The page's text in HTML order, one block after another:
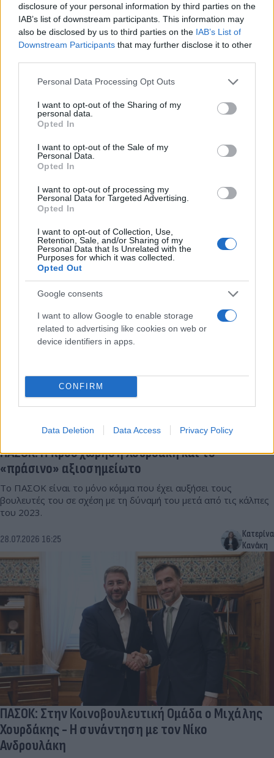
disclosure of your personal information by third parties on the
IAB’s list of downstream participants. This information may
also be disclosed by us to third parties on the IAB’s List of
Downstream Participants that may further disclose it to other
Please note that this website/app uses one or more Google
not limited to your visit or usage behaviour. You may click to
grant or deny consent to Google and its third-party tags to
use your data for below specified purposes in below Google
consent section.
Personal Data Processing Opt Outs
I want to opt-out of the Sharing of my
personal data.
Opted In
I want to opt-out of the Sale of my
Personal Data.
Opted In
I want to opt-out of processing my
Personal Data for Targeted Advertising.
Opted In
I want to opt-out of Collection, Use,
Retention, Sale, and/or Sharing of my
Personal Data that Is Unrelated with the
Purposes for which it was collected.
Opted Out
Google consents
I want to allow Google to enable storage
related to advertising like cookies on web or
device identifiers in apps.
CONFIRM
Data Deletion Data Access Privacy Policy
29.07.2026 18:08
Δημήτρης
Κουκλουμπέρης
ΠΑΣΟΚ: Ικανοποίηση για τη διεύρυνση, αγωνία
για τα ποσοστά
Έρχονται και νέες εντάξεις βουλευτών στην Κοινοβουλευτική
Ομάδα του ΠΑΣΟΚ. Ετοιμάζει τον Παπαθεοδώρου για την Α'
Αθηνών ο Νίκος Ανδρουλάκης.
29.07.2026 07:00
Κουκλουμπέρης
ΠΑΣΟΚ: Η προσχώρηση Χουρδάκη και το
«πράσινο» αξιοσημείωτο
Το ΠΑΣΟΚ είναι το μόνο κόμμα που έχει αυξήσει τους
βουλευτές του σε σχέση με τη δύναμή του μετά από τις κάλπες
του 2023.
28.07.2026 16:25
Κατερίνα
Κανάκη
ΠΑΣΟΚ: Στην Κοινοβουλευτική Ομάδα ο Μιχάλης
Χουρδάκης - Η συνάντηση με τον Νίκο
Ανδρουλάκη